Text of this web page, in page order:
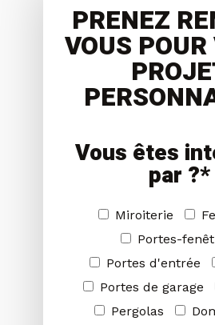
PRENEZ
VOUS POUR
Vous êtes
par ?*
Miroiterie
Portes-
Portes d'entrée
Portes de garage
Pergolas